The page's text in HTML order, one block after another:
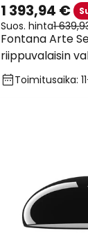
Fontana Arte
riippuvalaisin
1 393,94 €
Suos. hinta1
Toimitusaika: